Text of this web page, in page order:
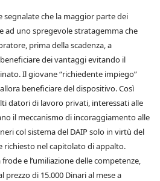
segnalate che la maggior parte dei
ad uno spregevole stratagemma che
prima della scadenza, a
dei vantaggi evitando il
Il giovane “richiedente impiego”
beneficiare del dispositivo. Così
datori di lavoro privati, interessati alle
il meccanismo di incoraggiamento alle
col sistema del DAIP solo in virtù del
richiesto nel capitolato di appalto.
e l’umiliazione delle competenze,
prezzo di 15.000 Dinari al mese a